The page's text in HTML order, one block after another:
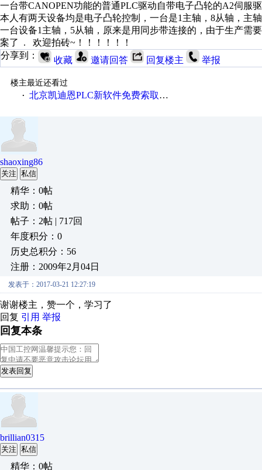
一台带CANOPEN功能的普通PLC驱动自带电子凸轮的A2伺服
本人有两天设备均是电子凸轮控制，一台是1主轴，8从轴，主
一台设备1主轴，5从轴，原来是用同步带连接的，由于生产需
案了 . 欢迎拍砖~！！！！！！
分享到：
收藏 邀请回答 回复楼主 举报
楼主最近还看过
· 北京凯迪恩PLC新软件免费索取、下载
shaoxing86
关注 私信
精华：0帖
求助：0帖
帖子：2帖 | 717回
年度积分：0
历史总积分：56
注册：2009年2月04日
发表于：2017-03-21 12:27:19
谢谢楼主，赞一个，学习了
回复 引用 举报
回复本条
发表回复
brillian0315
关注 私信
精华：0帖